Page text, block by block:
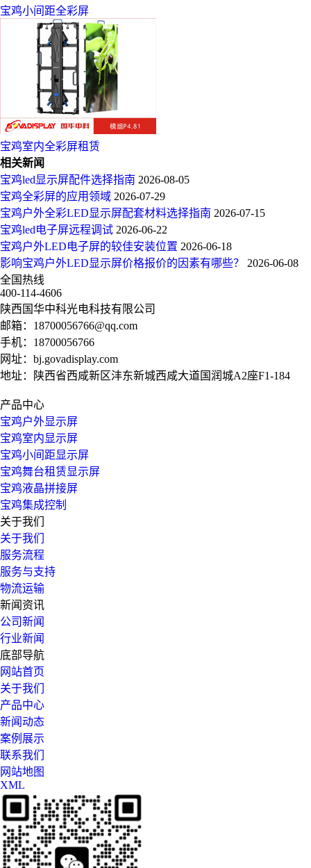
宝鸡小间距全彩屏
宝鸡室内全彩屏租赁
相关新闻
宝鸡led显示屏配件选择指南 2026-08-05
宝鸡全彩屏的应用领域 2026-07-29
宝鸡户外全彩LED显示屏配套材料选择指南 2026-07-15
宝鸡led电子屏远程调试 2026-06-22
宝鸡户外LED电子屏的较佳安装位置 2026-06-18
影响宝鸡户外LED显示屏价格报价的因素有哪些？ 2026-06-08
全国热线
400-114-4606
陕西国华中科光电科技有限公司
邮箱： 18700056766@qq.com
手机： 18700056766
网址： bj.govadisplay.com
地址：陕西省西咸新区沣东新城西咸大道国润城A2座F1-184
产品中心
宝鸡户外显示屏
宝鸡室内显示屏
宝鸡小间距显示屏
宝鸡舞台租赁显示屏
宝鸡液晶拼接屏
宝鸡集成控制
关于我们
关于我们
服务流程
服务与支持
物流运输
新闻资讯
公司新闻
行业新闻
底部导航
网站首页
关于我们
产品中心
新闻动态
案例展示
联系我们
网站地图
XML